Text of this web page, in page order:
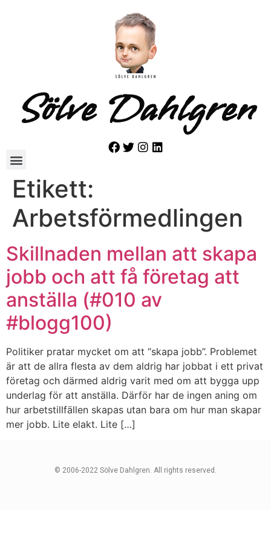
Sölve Dahlgren
Etikett:
Arbetsförmedlingen
Skillnaden mellan att skapa
jobb och att få företag att
anställa (#010 av
#blogg100)
Politiker pratar mycket om att “skapa jobb”. Problemet
är att de allra flesta av dem aldrig har jobbat i ett privat
företag och därmed aldrig varit med om att bygga upp
underlag för att anställa. Därför har de ingen aning om
hur arbetstillfällen skapas utan bara om hur man skapar
mer jobb. Lite elakt. Lite […]
© 2006-2022 Sölve Dahlgren. All rights reserved.